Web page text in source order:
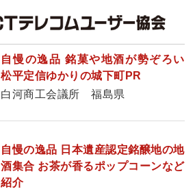
自慢の逸品 銘菓や地酒が勢ぞろい
松平定信ゆかりの城下町PR
白河商工会議所 福島県
自慢の逸品 日本遺産認定銘醸地の地
酒集合 お茶が香るポップコーンなど
紹介